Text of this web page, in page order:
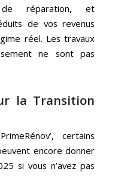
de réparation, et
de vos revenus
réel. Les travaux
ne sont pas
la Transition
certains
encore donner
si vous n’avez pas